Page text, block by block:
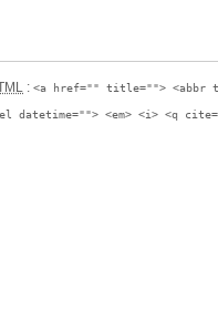
: <a href="" title=""> <abbr
datetime=""> <em> <i> <q